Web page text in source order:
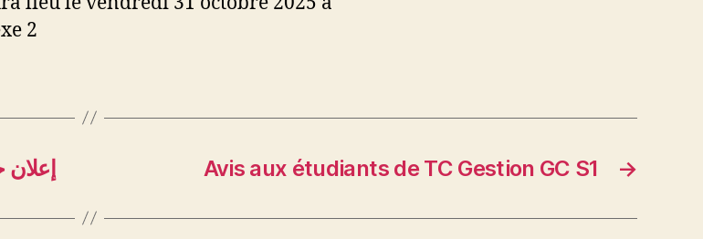
2
→
Avis aux étudiants de TC Gestion GC S1